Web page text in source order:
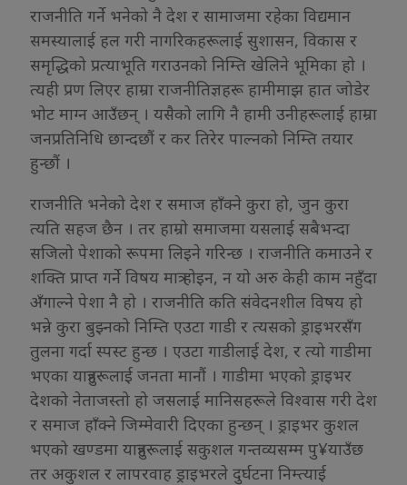
राजनीति गर्ने भनेको नै देश र सामाजमा रहेका विद्यमान
समस्यालाई हल गरी नागरिकहरूलाई सुशासन, विकास र
समृद्धिको प्रत्याभूति गराउनको निम्ति खेलिने भूमिका हो ।
त्यही प्रण लिएर हाम्रा राजनीतिज्ञहरू हामीमाझ हात जोडेर
भोट माग्न आउँछन् । यसैको लागि नै हामी उनीहरूलाई हाम्रा
जनप्रतिनिधि छान्दछौं र कर तिरेर पाल्नको निम्ति तयार
हुन्छौं ।
राजनीति भनेको देश र समाज हाँक्ने कुरा हो, जुन कुरा
त्यति सहज छैन । तर हाम्रो समाजमा यसलाई सबैभन्दा
सजिलो पेशाको रूपमा लिइने गरिन्छ । राजनीति कमाउने र
शक्ति प्राप्त गर्ने विषय मात्र होइन, न यो अरु केही काम नहुँदा
अँगाल्ने पेशा नै हो । राजनीति कति संवेदनशील विषय हो
भन्ने कुरा बुझ्नको निम्ति एउटा गाडी र त्यसको ड्राइभरसँग
तुलना गर्दा स्पस्ट हुन्छ । एउटा गाडीलाई देश, र त्यो गाडीमा
भएका यात्रुहरूलाई जनता मानौं । गाडीमा भएको ड्राइभर
देशको नेताजस्तो हो जसलाई मानिसहरूले विश्वास गरी देश
र समाज हाँक्ने जिम्मेवारी दिएका हुन्छन् । ड्राइभर कुशल
भएको खण्डमा यात्रुहरूलाई सकुशल गन्तव्यसम्म पु¥याउँछ
तर अकुशल र लापरवाह ड्राइभरले दुर्घटना निम्त्याई